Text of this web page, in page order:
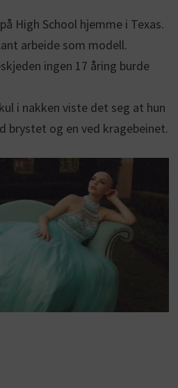
High School hjemme i Texas.
arbeide som modell.
ingen 17 åring burde
i nakken viste det seg at hun
brystet og en ved kragebeinet.